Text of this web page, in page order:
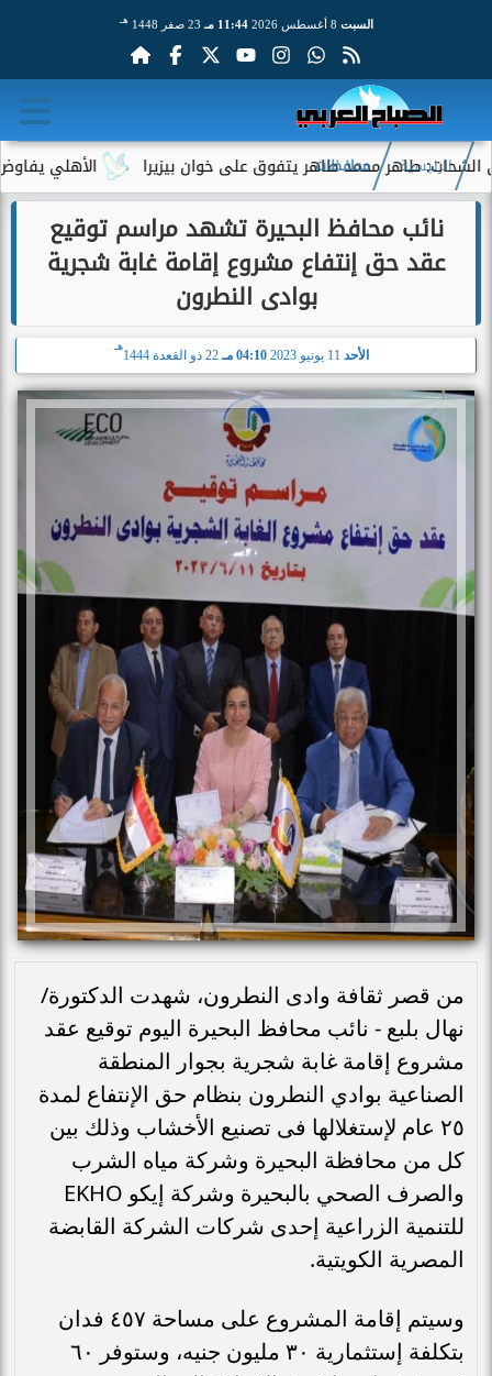
السبت 11:44 مـ 23 صفر 1448 هـ
الأهلي يفاوض أحمد محمد طاهر يتفوق على خوان بيزيرا
الرئيسية محافظات
نائب محافظ البحيرة تشهد مراسم توقيع
عقد حق إنتفاع مشروع إقامة غابة شجرية
بوادى النطرون
الأحد 04:10 مـ 22 ذو القعدة 1444
هـ
من قصر ثقافة وادى النطرون، شهدت الدكتورة/
نهال بلبع - نائب محافظ البحيرة اليوم توقيع عقد
مشروع إقامة غابة شجرية بجوار المنطقة
الصناعية بوادي النطرون بنظام حق الإنتفاع لمدة
٢٥ عام لإستغلالها فى تصنيع الأخشاب وذلك بين
كل من محافظة البحيرة وشركة مياه الشرب
والصرف الصحي بالبحيرة وشركة إيكو EKHO
للتنمية الزراعية إحدى شركات الشركة القابضة
المصرية الكويتية.
وسيتم إقامة المشروع على مساحة ٤٥٧ فدان
بتكلفة إستثمارية ٣٠ مليون جنيه، وستوفر ٦٠